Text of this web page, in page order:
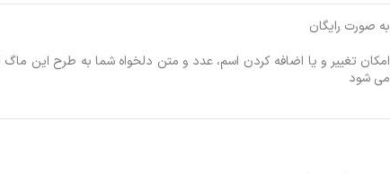
به صورت رایگان
امکان تغییر و یا اضافه کردن اسم، عدد و متن دلخواه شما به طرح این
می شود